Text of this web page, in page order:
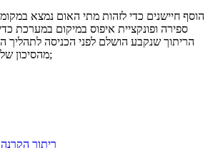
הוסף חיישנים כדי לזהות מתי האום נמצא
ספירה ופונקציית איפוס במיקום במערכת
הריתוך שנקבע הושלם לפני הכניסה לתהליך
מהסיכון של ריתוך חסר וחסר;